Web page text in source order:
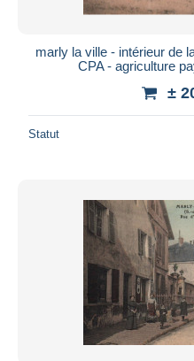
marly la ville - intérieur de
CPA - agriculture
±
Statut